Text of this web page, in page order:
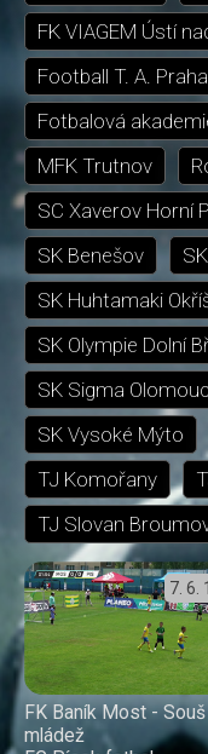
FK VIAGEM Ústí
Football T. A.
Fotbalová
MFK Trutnov
SC Xaverov Horní
SK Benešov
SK Huhtamaki
SK Olympie Dolní
SK Sigma
SK Vysoké Mýto
TJ Komořany
TJ Slovan
7. 6.
FK Baník Most - Souš
mládež